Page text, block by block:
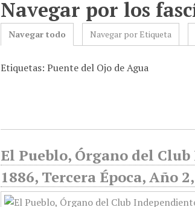
Navegar por los
Navegar todo Navegar por Etiqueta
Etiquetas: Puente del Ojo de Agua
El Pueblo, Órgano del
1886, Tercera Época, Año